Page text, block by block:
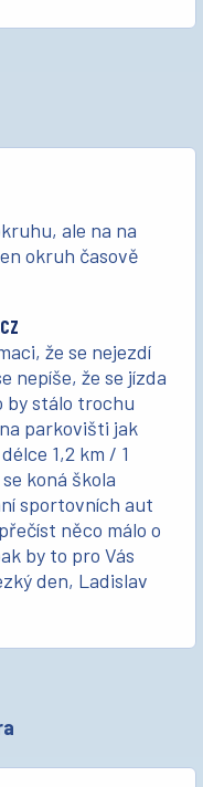
ale na na
okruh časově
že se nejezdí
nepíše, že se jízda
by stálo trochu
parkovišti jak
1,2 km / 1
koná škola
sportovních aut
něco málo o
by to pro Vás
den, Ladislav